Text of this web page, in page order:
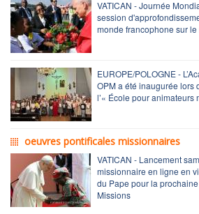
VATICAN - Journée
session
monde francophone sur
EUROPE/POLOGNE -
OPM a été inaugurée lors
l’« École pour animateurs
oeuvres pontificales missionnaires
VATICAN - Lancement
missionnaire en ligne en
du Pape pour la
Missions